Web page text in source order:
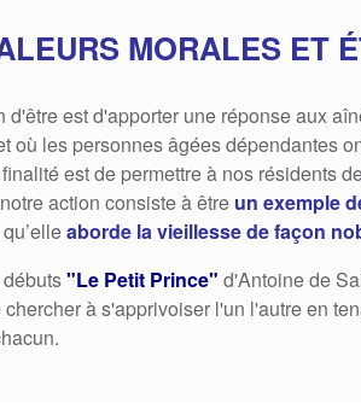
MORALES ET
d'être est d'apporter une réponse aux
où les personnes âgées dépendantes
est de permettre à nos résidents
action consiste à être un exemple
aborde la vieillesse de façon
"Le Petit Prince" d'Antoine de
à s'apprivoiser l'un l'autre en